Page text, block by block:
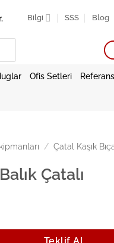
Bilgi SSS Blog
Ofis Setleri
/ Çatal Kaşık
Çatalı